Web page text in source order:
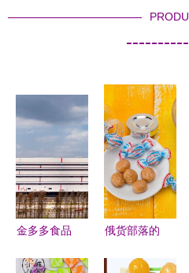
金多多食品
俄货部落的